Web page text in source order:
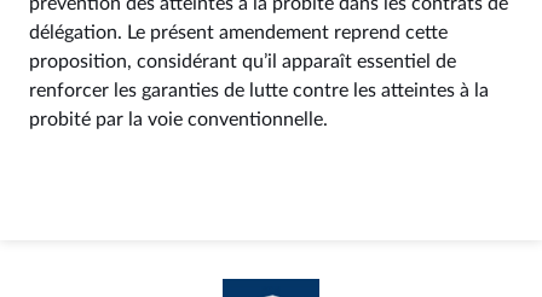
délégation. Le présent amendement reprend cette
proposition, considérant qu’il apparaît essentiel de
renforcer les garanties de lutte contre les atteintes à la
probité par la voie conventionnelle.